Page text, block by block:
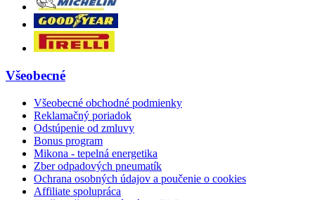
Všeobecné
Všeobecné obchodné podmienky
Reklamačný poriadok
Odstúpenie od zmluvy
Bonus program
Mikona - tepelná energetika
Zber odpadových pneumatík
Ochrana osobných údajov a poučenie o cookies
Affiliate spolupráca